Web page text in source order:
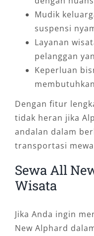
Mudik
suspensi
Layanan
pelanggan
Keperluan
Dengan fitur
tidak heran jika
andalan dalam
transportasi
Sewa All
Wisata
Jika Anda ingin
New Alphard